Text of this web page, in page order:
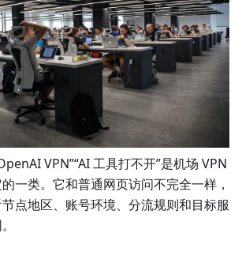
VPN”“AI 工具打不开”是机场 VPN
一类。它和普通网页访问不完全一样，
点地区、账号环境、分流规则和目标服